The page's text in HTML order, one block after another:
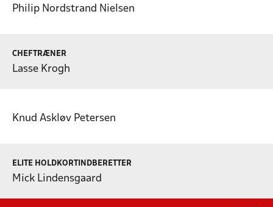
Philip Nordstrand Nielsen
CHEFTRÆNER
Lasse Krogh
Knud Askløv Petersen
ELITE HOLDKORTINDBERETTER
Mick Lindensgaard